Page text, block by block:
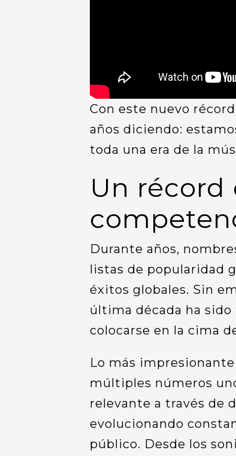
Con este nuevo
años diciendo:
toda una era de la
Un
Durante años,
listas de popularidad
éxitos globales. Sin
última década ha
colocarse en la cima
Lo más
múltiples números
relevante a través de
evolucionando
público. Desde los